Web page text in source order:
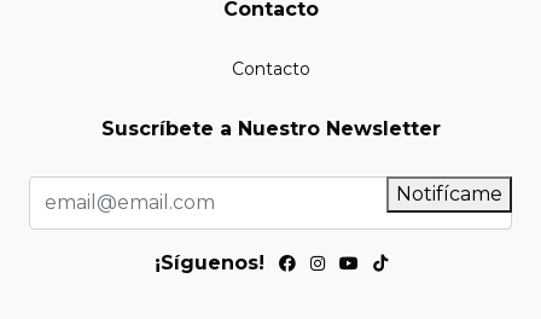
Contacto
Contacto
Suscríbete a Nuestro Newsletter
Notifícame
¡Síguenos!